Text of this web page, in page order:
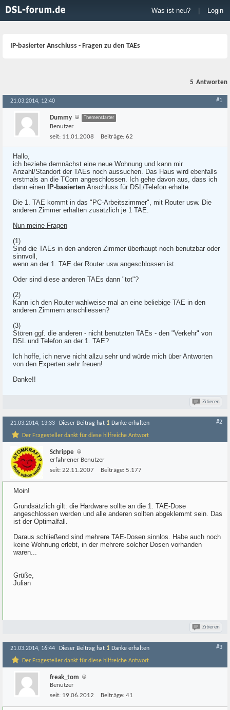
Was ist neu? Login
IP-basierter Anschluss - Fragen zu den TAEs
5 Antworten
21.03.2014, 12:40 #1
Dummy Themenstarter
Benutzer
seit: 11.01.2008 Beiträge: 62
Hallo,
ich beziehe demnächst eine neue Wohnung und kann mir
Anzahl/Standort der TAEs noch aussuchen. Das Haus wird ebenfalls
erstmals an die TCom angeschlossen. Ich gehe davon aus, dass ich
dann einen
IP-basierten Anschluss für DSL/Telefon erhalte.
Die 1. TAE kommt in das "PC-Arbeitszimmer", mit Router usw. Die
anderen Zimmer erhalten zusätzlich je 1 TAE.
Nun meine Fragen
(1)
Sind die TAEs in den anderen Zimmer überhaupt noch benutzbar oder
sinnvoll,
wenn an der 1. TAE der Router usw angeschlossen ist.
Oder sind diese anderen TAEs dann "tot"?
(2)
Kann ich den Router wahlweise mal an eine beliebige TAE in den
anderen Zimmern anschliessen?
(3)
Stören ggf. die anderen - nicht benutzten TAEs - den "Verkehr" von
DSL und Telefon an der 1. TAE?
Ich hoffe, ich nerve nicht allzu sehr und würde mich über Antworten
von den Experten sehr freuen!
Danke!!
Zitieren
21.03.2014, 13:33 Dieser Beitrag hat 1 Danke erhalten
Der Fragesteller dankt für diese hilfreiche Antwort
#2
Schrippe
erfahrener Benutzer
seit: 22.11.2007 Beiträge: 5.177
Moin!
Grundsätzlich gilt: die Hardware sollte an die 1. TAE-Dose
angeschlossen werden und alle anderen sollten abgeklemmt sein. Das
ist der Optimalfall.
Daraus schließend sind mehrere TAE-Dosen sinnlos. Habe auch noch
keine Wohnung erlebt, in der mehrere solcher Dosen vorhanden
waren...
Grüße,
Julian
Zitieren
21.03.2014, 16:44 Dieser Beitrag hat 1 Danke erhalten
Der Fragesteller dankt für diese hilfreiche Antwort
#3
freak_tom
Benutzer
seit: 19.06.2012 Beiträge: 41